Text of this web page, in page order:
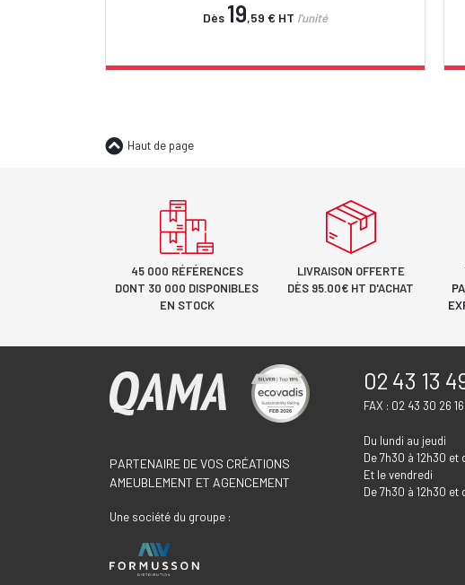
Dès 19,59 € HT l'unité
Haut de page
45 000 RÉFÉRENCES
DONT 30 000 DISPONIBLES
EN STOCK
LIVRAISON OFFERTE
DÈS 95.00€ HT D'ACHAT
PARTENAIRE DE VOS CRÉATIONS
AMEUBLEMENT ET AGENCEMENT
Une société du groupe :
02 43 13
FAX : 02 43 30 26 16
Du lundi au jeudi
De 7h30 à 12h30 et
Et le vendredi
De 7h30 à 12h30 et